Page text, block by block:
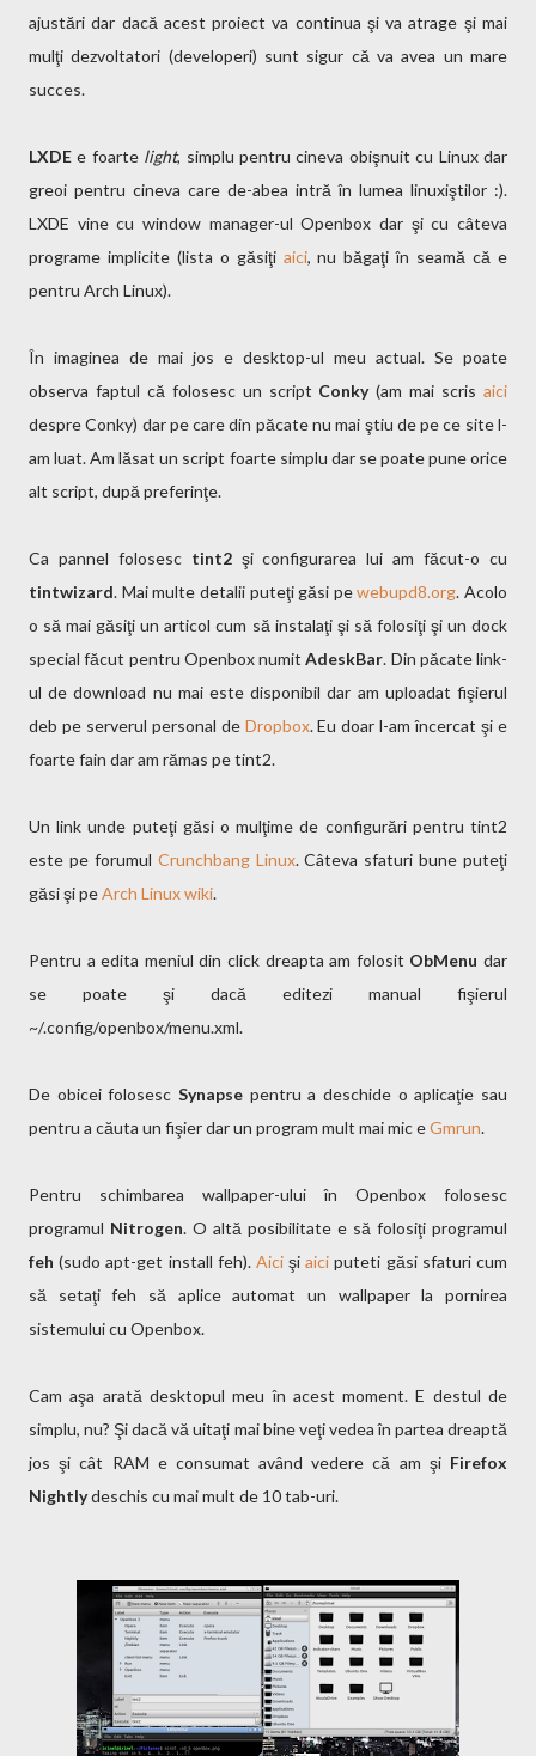
ajustări dar dacă acest proiect va continua şi va atrage şi mai
mulţi dezvoltatori (developeri) sunt sigur că va avea un mare
succes.
LXDE e foarte light, simplu pentru cineva obişnuit cu Linux dar
greoi pentru cineva care de-abea intră în lumea linuxiştilor :).
LXDE vine cu window manager-ul Openbox dar şi cu câteva
programe implicite (lista o găsiţi aici, nu băgaţi în seamă că e
pentru Arch Linux).
În imaginea de mai jos e desktop-ul meu actual. Se poate
observa faptul că folosesc un script Conky(am mai scrisaici
despre Conky) dar pe care din păcate nu mai ştiu de pe ce site l-
am luat. Am lăsat un script foarte simplu dar se poate pune orice
alt script, după preferinţe.
Ca pannel folosesc tint2şi configurarea lui am făcut-o cu
tintwizard. Mai multe detalii puteţi găsi pewebupd8.org. Acolo
o să mai găsiţi un articol cum să instalaţi şi să folosiţi şi un dock
special făcut pentru Openbox numitAdeskBar. Din păcate link-
ul de download nu mai este disponibil dar am uploadat fişierul
deb pe serverul personal de Dropbox. Eu doar l-am încercat şi e
foarte fain dar am rămas pe tint2.
Un link unde puteţi găsi o mulţime de configurări pentru tint2
este pe forumul Crunchbang Linux. Câteva sfaturi bune puteţi
găsi şi peArch Linux wiki.
Pentru a edita meniul din click dreapta am folosit ObMenu dar
se poate şi dacă editezi manual fişierul
~/.config/openbox/menu.xml.
De obicei folosesc Synapse pentru a deschide o aplicaţie sau
pentru a căuta un fişier dar un program mult mai mic eGmrun.
Pentru schimbarea wallpaper-ului în Openbox folosesc
programul Nitrogen. O altă posibilitate e să folosiţi programul
feh (sudo apt-get install feh). Aicişiaici puteti găsi sfaturi cum
să setaţi feh să aplice automat un wallpaper la pornirea
sistemului cu Openbox.
Cam aşa arată desktopul meu în acest moment. E destul de
simplu, nu? Şi dacă vă uitaţi mai bine veţi vedea în partea dreaptă
jos şi cât RAM e consumat având vedere că am şi Firefox
Nightlydeschis cu mai mult de 10 tab-uri.